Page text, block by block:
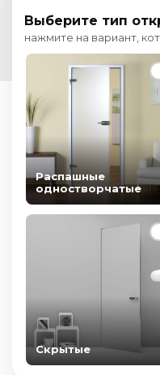
Выберите тип
нажмите на вариант,
Распашные
одностворчатые
Скрытые